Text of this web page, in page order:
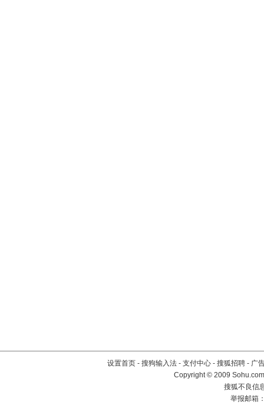
设置首页 - 搜狗输入法 - 支付中心 - 搜狐招聘 - 广
Copyright © 2009
搜狐不良信
举报邮箱